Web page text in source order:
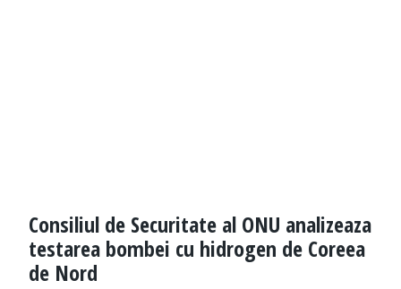
Consiliul de Securitate al ONU analizeaza
testarea bombei cu hidrogen de Coreea
de Nord